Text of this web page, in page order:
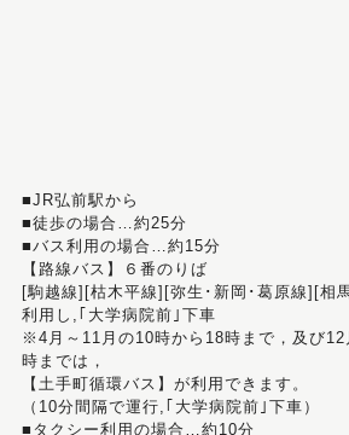
■JR弘前駅から
■徒歩の場合…約25分
■バス利用の場合…約15分
【路線バス】６番のりば
[駒越線][枯木平線][弥生･新岡･葛原線][相
利用し,｢大学病院前｣下車
※4月～11月の10時から18時まで，及び
時までは，
【土手町循環バス】が利用できます。
（10分間隔で運行,｢大学病院前｣下車）
■タクシー利用の場合…約10分